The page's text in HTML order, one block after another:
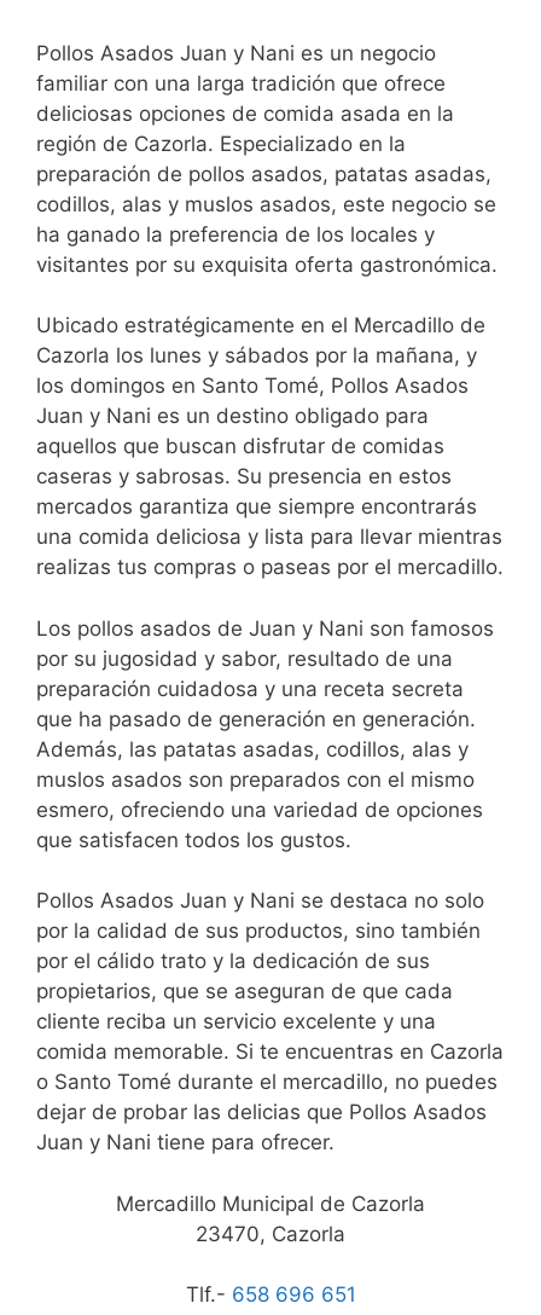
Pollos Asados Juan y Nani es un negocio
familiar con una larga tradición que ofrece
deliciosas opciones de comida asada en la
región de Cazorla. Especializado en la
preparación de pollos asados, patatas asadas,
codillos, alas y muslos asados, este negocio se
ha ganado la preferencia de los locales y
visitantes por su exquisita oferta gastronómica.
Ubicado estratégicamente en el Mercadillo de
Cazorla los lunes y sábados por la mañana, y
los domingos en Santo Tomé, Pollos Asados
Juan y Nani es un destino obligado para
aquellos que buscan disfrutar de comidas
caseras y sabrosas. Su presencia en estos
mercados garantiza que siempre encontrarás
una comida deliciosa y lista para llevar mientras
realizas tus compras o paseas por el mercadillo.
Los pollos asados de Juan y Nani son famosos
por su jugosidad y sabor, resultado de una
preparación cuidadosa y una receta secreta
que ha pasado de generación en generación.
Además, las patatas asadas, codillos, alas y
muslos asados son preparados con el mismo
esmero, ofreciendo una variedad de opciones
que satisfacen todos los gustos.
Pollos Asados Juan y Nani se destaca no solo
por la calidad de sus productos, sino también
por el cálido trato y la dedicación de sus
propietarios, que se aseguran de que cada
cliente reciba un servicio excelente y una
comida memorable. Si te encuentras en Cazorla
o Santo Tomé durante el mercadillo, no puedes
dejar de probar las delicias que Pollos Asados
Juan y Nani tiene para ofrecer.
Mercadillo Municipal de Cazorla
23470, Cazorla
Tlf.- 658 696 651